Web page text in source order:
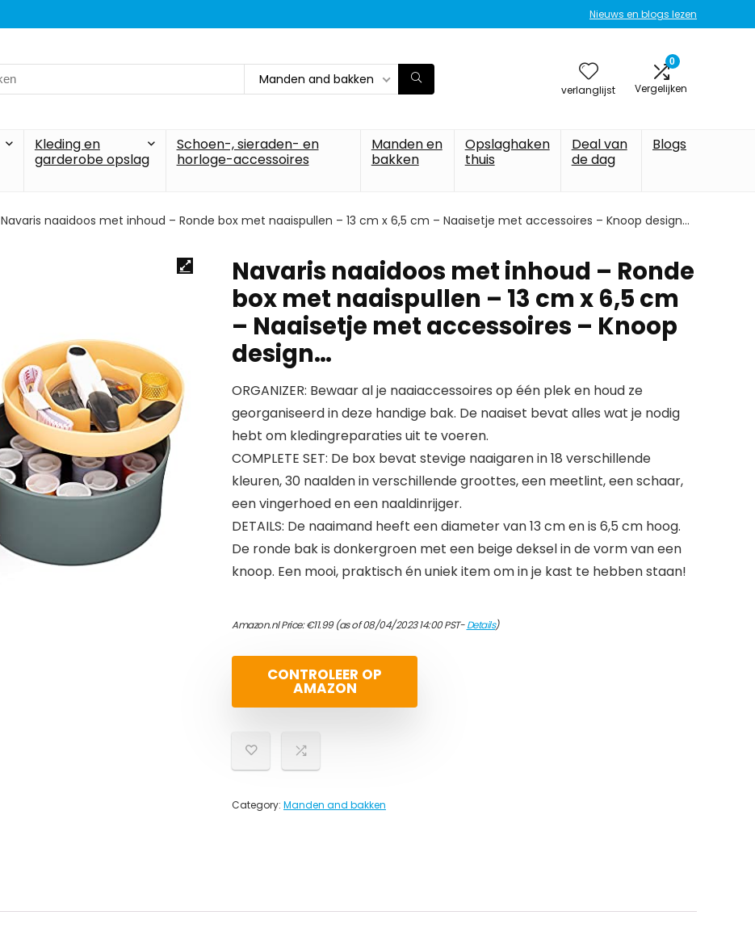
Nieuws en blogs lezen
Manden and bakken
verlanglijst
0
Vergelijken
Kleding en
garderobe opslag
Schoen-, sieraden- en
horloge-accessoires
Manden en
bakken
Opslaghaken
thuis
Deal van
de dag
Blogs
Navaris naaidoos met inhoud – Ronde box met naaispullen – 13 cm x 6,5 cm – Naaisetje met accessoires – Knoop design…
Navaris naaidoos met inhoud – Ronde
box met naaispullen – 13 cm x 6,5 cm
– Naaisetje met accessoires – Knoop
design…
ORGANIZER: Bewaar al je naaiaccessoires op één plek en houd ze
georganiseerd in deze handige bak. De naaiset bevat alles wat je nodig
hebt om kledingreparaties uit te voeren.
COMPLETE SET: De box bevat stevige naaigaren in 18 verschillende
kleuren, 30 naalden in verschillende groottes, een meetlint, een schaar,
een vingerhoed en een naaldinrijger.
DETAILS: De naaimand heeft een diameter van 13 cm en is 6,5 cm hoog.
De ronde bak is donkergroen met een beige deksel in de vorm van een
knoop. Een mooi, praktisch én uniek item om in je kast te hebben staan!
Amazon.nl Price:€11.99(as of 08/04/2023 14:00 PST-Details)
CONTROLEER OP
AMAZON
Category: Manden and bakken